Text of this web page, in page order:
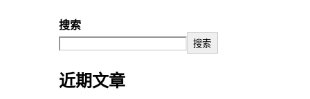
搜索
搜索
近期文章